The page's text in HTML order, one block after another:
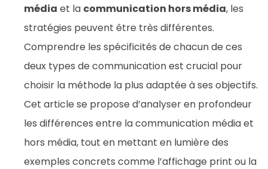
média et la communication hors média, les
stratégies peuvent être très différentes.
Comprendre les spécificités de chacun de ces
deux types de communication est crucial pour
choisir la méthode la plus adaptée à ses objectifs.
Cet article se propose d’analyser en profondeur
les différences entre la communication média et
hors média, tout en mettant en lumière des
exemples concrets comme l’affichage print ou la